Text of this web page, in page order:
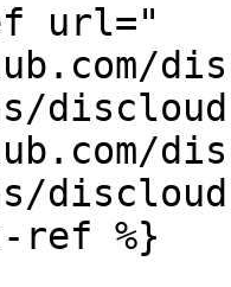
url="
ref %}